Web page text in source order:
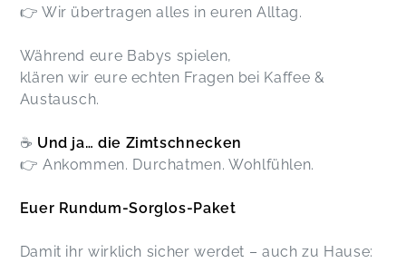
👉 Wir übertragen alles in euren Alltag.
Während eure Babys spielen,
klären wir eure echten Fragen bei Kaffee &
Austausch.
☕ Und ja… die Zimtschnecken
👉 Ankommen. Durchatmen. Wohlfühlen.
Euer Rundum-Sorglos-Paket
Damit ihr wirklich sicher werdet – auch zu Hause: